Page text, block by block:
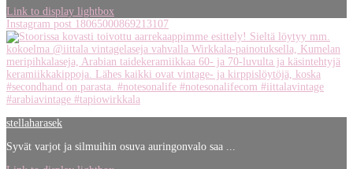
Link to display lightbox
Instagram post 18065000869213107
stellaharasek
Syvät varjot ja silmuihin osuva auringonvalo saa ...